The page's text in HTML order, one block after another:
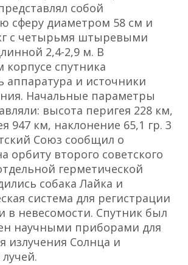
собой
сферу диаметром 58 см и
с четырьмя штыревыми
2,4-2,9 м. В
корпусе спутника
аппаратура и источники
Начальные параметры
высота перигея 228 км,
947 км, наклонение 65,1 гр. 3
Союз сообщил о
орбиту второго советского
герметической
собака Лайка и
система для регистрации
в невесомости. Спутник был
научными приборами для
излучения Солнца и